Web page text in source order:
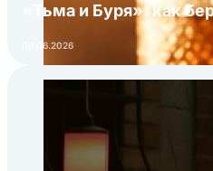
«Тьма и Буря»: как
09.06.2026